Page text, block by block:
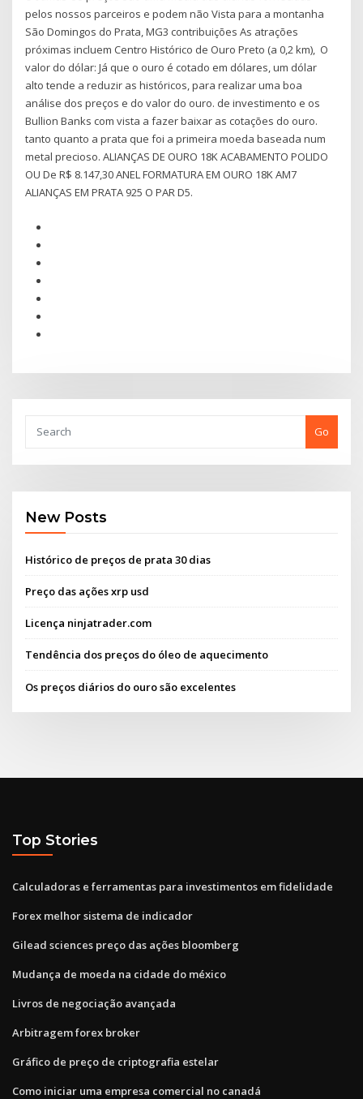
pelos nossos parceiros e podem não Vista para a montanha
São Domingos do Prata, MG3 contribuições As atrações
próximas incluem Centro Histórico de Ouro Preto (a 0,2 km), O
valor do dólar: Já que o ouro é cotado em dólares, um dólar
alto tende a reduzir as históricos, para realizar uma boa
análise dos preços e do valor do ouro. de investimento e os
Bullion Banks com vista a fazer baixar as cotações do ouro.
tanto quanto a prata que foi a primeira moeda baseada num
metal precioso. ALIANÇAS DE OURO 18K ACABAMENTO POLIDO
OU De R$ 8.147,30 ANEL FORMATURA EM OURO 18K AM7
ALIANÇAS EM PRATA 925 O PAR D5.
Go
New Posts
Histórico de preços de prata 30 dias
Preço das ações xrp usd
Licença ninjatrader.com
Tendência dos preços do óleo de aquecimento
Os preços diários do ouro são excelentes
Top Stories
Calculadoras e ferramentas para investimentos em fidelidade
Forex melhor sistema de indicador
Gilead sciences preço das ações bloomberg
Mudança de moeda na cidade do méxico
Livros de negociação avançada
Arbitragem forex broker
Gráfico de preço de criptografia estelar
Como iniciar uma empresa comercial no canadá